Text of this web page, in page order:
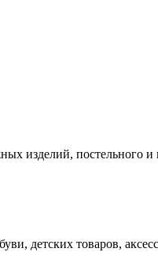
изделий,
детских товаров,